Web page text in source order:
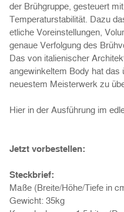
der Brühgruppe, gesteuert
Temperaturstabilität. Dazu
etliche Voreinstellungen,
genaue Verfolgung des
Das von italienischer
angewinkeltem Body hat
neuestem Meisterwerk zu
Hier in der Ausführung im
Jetzt vorbestellen:
Steckbrief:
Maße (Breite/Höhe/Tiefe in
Gewicht: 35kg